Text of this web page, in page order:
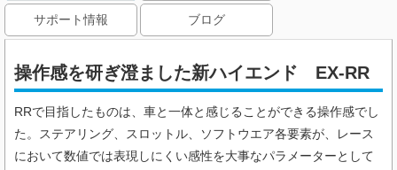
サポート情報 ブログ
操作感を研ぎ澄ました新ハイエンド EX-RR
RRで目指したものは、車と一体と感じることができる操作感でし
た。ステアリング、スロットル、ソフトウエア各要素が、レース
において数値では表現しにくい感性を大事なパラメーターとして